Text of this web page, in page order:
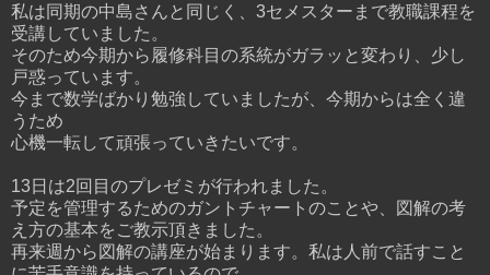
私は同期の中島さんと同じく、3セメスターまで教職課程を
受講していました。
そのため今期から履修科目の系統がガラッと変わり、少し
戸惑っています。
今まで数学ばかり勉強していましたが、今期からは全く違
うため
心機一転して頑張っていきたいです。
13日は2回目のプレゼミが行われました。
予定を管理するためのガントチャートのことや、図解の考
え方の基本をご教示頂きました。
再来週から図解の講座が始まります。私は人前で話すこと